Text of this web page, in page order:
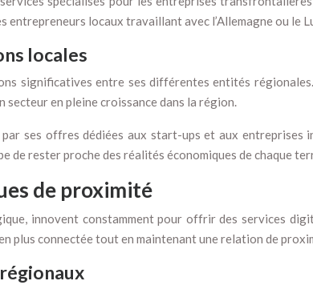
entrepreneurs locaux travaillant avec l’Allemagne ou le
locales
significatives entre ses différentes entités
en pleine croissance dans la région.
ses offres dédiées aux start-ups et aux entreprises
de rester proche des réalités économiques de chaque
de proximité
innovent constamment pour offrir des services
plus connectée tout en maintenant une relation de